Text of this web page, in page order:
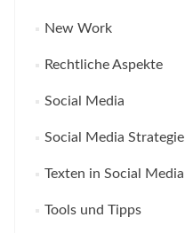
New Work
Rechtliche Aspekte
Social Media
Social Media Strategie
Texten in Social Media
Tools und Tipps